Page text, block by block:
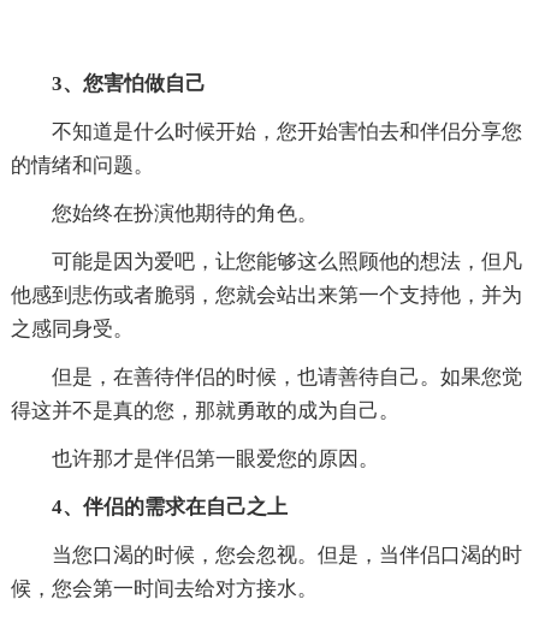
3、您害怕做自己
不知道是什么时候开始，您开始害怕去和伴侣分享您
的情绪和问题。
您始终在扮演他期待的角色。
可能是因为爱吧，让您能够这么照顾他的想法，但凡
他感到悲伤或者脆弱，您就会站出来第一个支持他，并为
之感同身受。
但是，在善待伴侣的时候，也请善待自己。如果您觉
得这并不是真的您，那就勇敢的成为自己。
也许那才是伴侣第一眼爱您的原因。
4、伴侣的需求在自己之上
当您口渴的时候，您会忽视。但是，当伴侣口渴的时
候，您会第一时间去给对方接水。